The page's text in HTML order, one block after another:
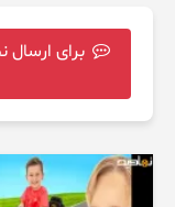
برای